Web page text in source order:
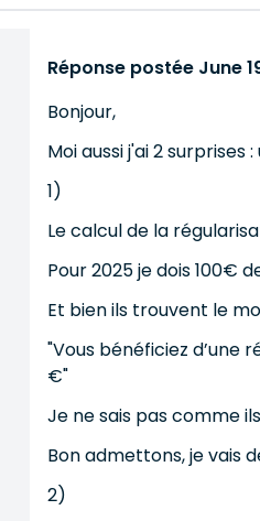
Réponse postée June
Bonjour,
Moi aussi j'ai 2
1)
Le calcul de la
Pour 2025 je dois 100€
Et bien ils trouvent le
"Vous bénéficiez d’une
€"
Je ne sais pas comme
Bon admettons, je vais
2)